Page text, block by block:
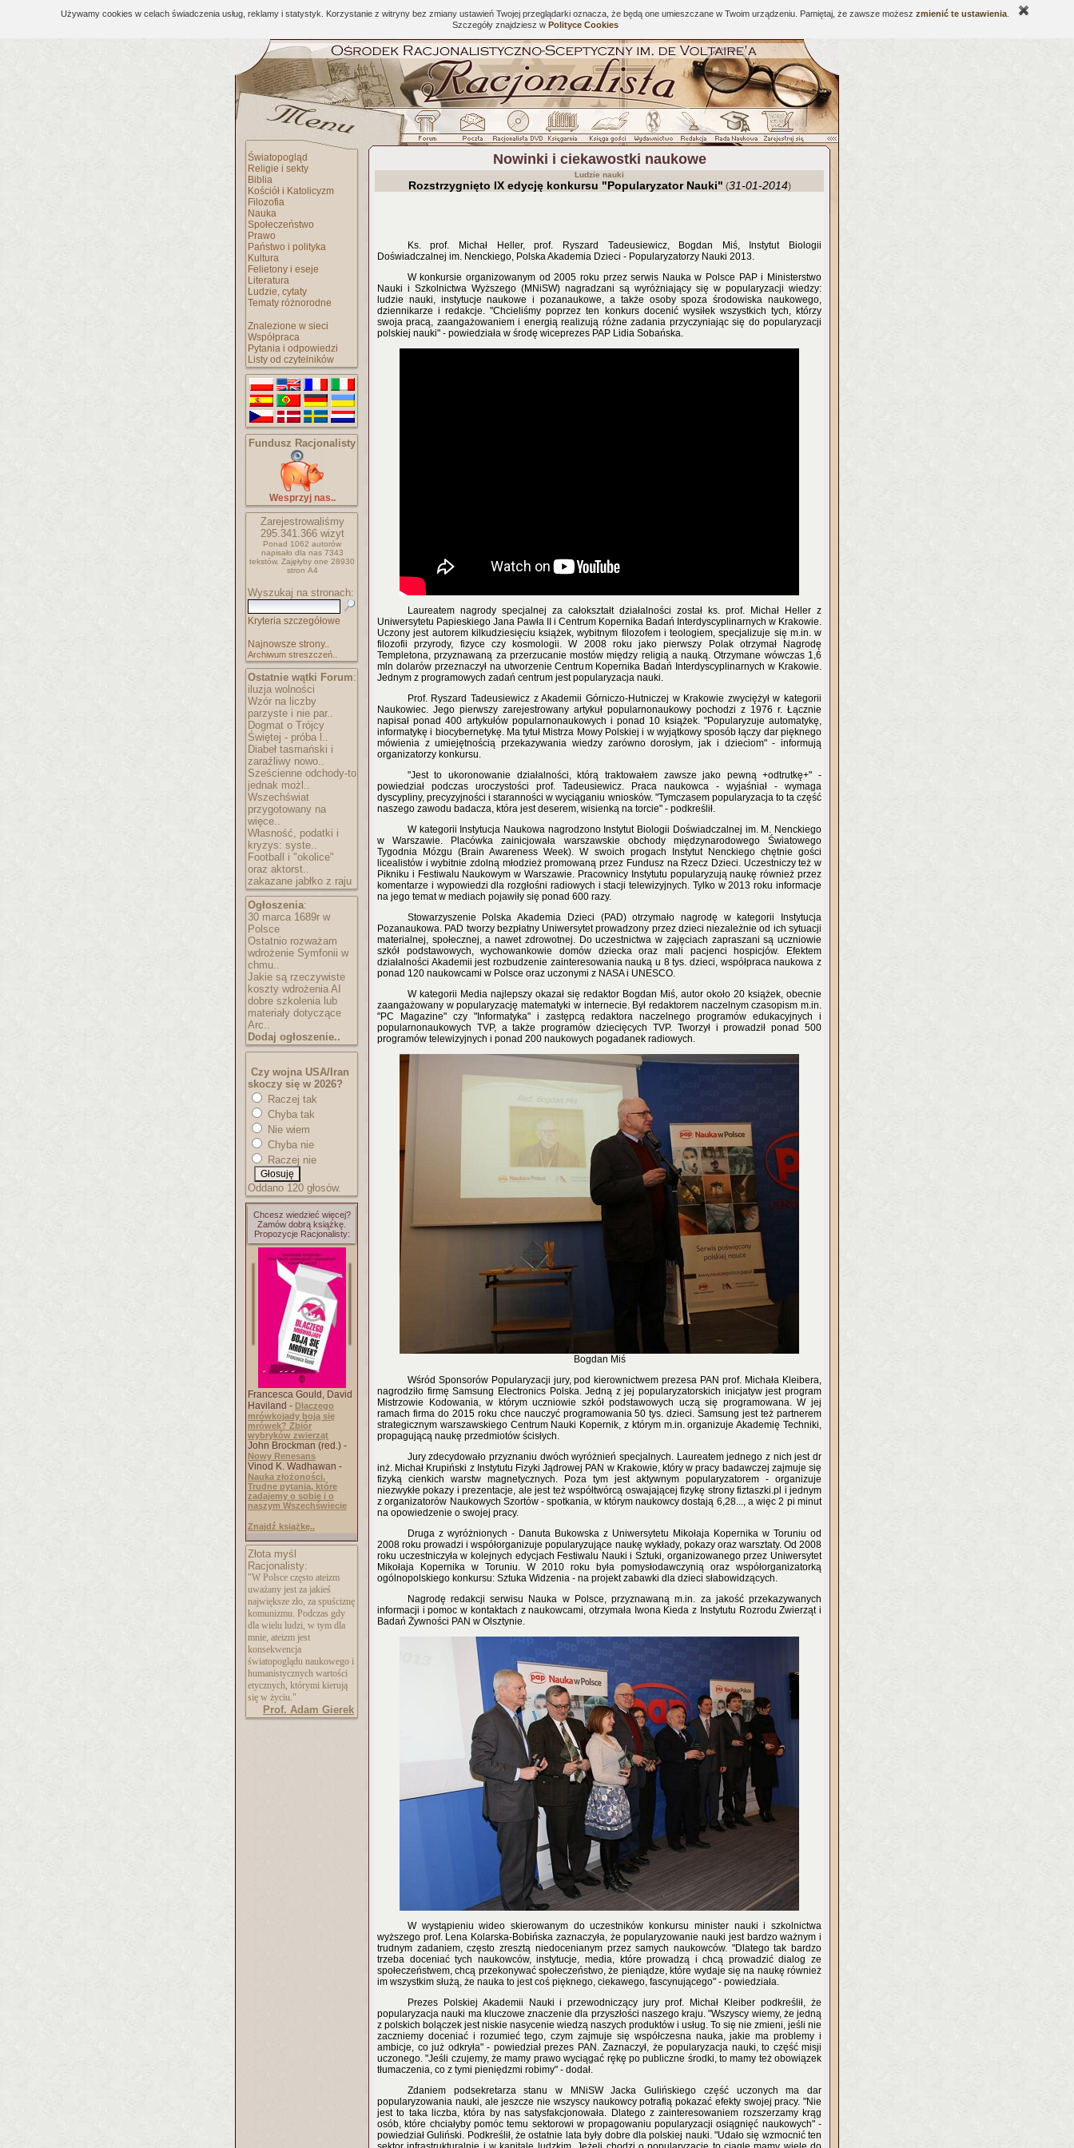
Używamy cookies w celach świadczenia usług, reklamy i statystyk. Korzystanie z witryny bez zmiany ustawień Twojej przeglądarki oznacza, że będą one umieszczane w Twoim urządzeniu. Pamiętaj, że zawsze możesz zmienić te ustawienia
Szczegóły znajdziesz w Polityce Cookies
Światopogląd
Religie i sekty
Biblia
Kościół i Katolicyzm
Filozofia
Nauka
Społeczeństwo
Prawo
Państwo i polityka
Kultura
Felietony i eseje
Literatura
Ludzie, cytaty
Tematy różnorodne
Znalezione w sieci
Współpraca
Pytania i odpowiedzi
Listy od czytelników
Fundusz Racjonalisty
Wesprzyj nas..
Zarejestrowaliśmy
295.341.366wizyt
Ponad 1062 autorów
napisało dla nas 7343
tekstów. Zajęłyby one 28930
stron A4
Wyszukaj na stronach:
Kryteria szczegółowe
Najnowsze strony..
Archiwum streszczeń..
Ostatnie wątki Forum:
iluzja wolności
Wzór na liczby
parzyste i nie par..
Dogmat o Trójcy
Świętej - próba l..
Diabeł tasmański i
zaraźliwy nowo..
Sześcienne odchody-to
jednak możl..
Wszechświat
przygotowany na
więce..
Własność, podatki i
kryzys: syste..
Football i "okolice"
oraz aktorst..
zakazane jabłko z raju
Ogłoszenia:
30 marca 1689r w
Polsce
Ostatnio rozważam
wdrożenie Symfonii w
chmu..
Jakie są rzeczywiste
koszty wdrożenia AI
dobre szkolenia lub
materiały dotyczące
Arc..
Dodaj ogłoszenie..
Czy wojna USA/Iran
skoczy się w 2026?
Raczej tak
Chyba tak
Nie wiem
Chyba nie
Raczej nie
Oddano 120 głosów.
Chcesz wiedzieć więcej?
Zamów dobrą książkę.
Propozycje Racjonalisty:
Francesca Gould, David
Haviland - Dlaczego
mrówkojady boją się
mrówek? Zbiór
wybryków zwierząt
John Brockman (red.) -
Nowy Renesans
Vinod K. Wadhawan -
Nauka złożoności.
Trudne pytania, które
zadajemy o sobie i o
naszym Wszechświecie
Znajdź książkę..
Złota myśl
Racjonalisty:
"W Polsce często ateizm
uważany jest za jakieś
największe zło, za spuściznę
komunizmu. Podczas gdy
dla wielu ludzi, w tym dla
mnie, ateizm jest
konsekwencja
światopoglądu naukowego i
humanistycznych wartości
etycznych, którymi kierują
się w życiu."
Prof. Adam Gierek
Nowinki i ciekawostki naukowe
Ludzie nauki
Rozstrzygnięto IX edycję konkursu "Popularyzator Nauki" (31-01-2014)
Ks. prof. Michał Heller, prof. Ryszard Tadeusiewicz, Bogdan Miś, Instytut Biologii
Doświadczalnej im. Nenckiego, Polska Akademia Dzieci - Popularyzatorzy Nauki 2013.
W konkursie organizowanym od 2005 roku przez serwis Nauka w Polsce PAP i Ministerstwo
Nauki i Szkolnictwa Wyższego (MNiSW) nagradzani są wyróżniający się w popularyzacji wiedzy:
ludzie nauki, instytucje naukowe i pozanaukowe, a także osoby spoza środowiska naukowego,
dziennikarze i redakcje. "Chcieliśmy poprzez ten konkurs docenić wysiłek wszystkich tych, którzy
swoja pracą, zaangażowaniem i energią realizują różne zadania przyczyniając się do popularyzacji
polskiej nauki" - powiedziała w środę wiceprezes PAP Lidia Sobańska.
Laureatem nagrody specjalnej za całokształt działalności został ks. prof. Michał Heller z
Uniwersytetu Papieskiego Jana Pawła II i Centrum Kopernika Badań Interdyscyplinarnych w Krakowie.
Uczony jest autorem kilkudziesięciu książek, wybitnym filozofem i teologiem, specjalizuje się m.in. w
filozofii przyrody, fizyce czy kosmologii. W 2008 roku jako pierwszy Polak otrzymał Nagrodę
Templetona, przyznawaną za przerzucanie mostów między religią a nauką. Otrzymane wówczas 1,6
mln dolarów przeznaczył na utworzenie Centrum Kopernika Badań Interdyscyplinarnych w Krakowie.
Jednym z programowych zadań centrum jest popularyzacja nauki.
Prof. Ryszard Tadeusiewicz z Akademii Górniczo-Hutniczej w Krakowie zwyciężył w kategorii
Naukowiec. Jego pierwszy zarejestrowany artykuł popularnonaukowy pochodzi z 1976 r. Łącznie
napisał ponad 400 artykułów popularnonaukowych i ponad 10 książek. "Popularyzuje automatykę,
informatykę i biocybernetykę. Ma tytuł Mistrza Mowy Polskiej i w wyjątkowy sposób łączy dar pięknego
mówienia z umiejętnością przekazywania wiedzy zarówno dorosłym, jak i dzieciom" - informują
organizatorzy konkursu.
"Jest to ukoronowanie działalności, którą traktowałem zawsze jako pewną +odtrutkę+" -
powiedział podczas uroczystości prof. Tadeusiewicz. Praca naukowca - wyjaśniał - wymaga
dyscypliny, precyzyjności i staranności w wyciąganiu wniosków. "Tymczasem popularyzacja to ta część
naszego zawodu badacza, która jest deserem, wisienką na torcie" - podkreślił.
W kategorii Instytucja Naukowa nagrodzono Instytut Biologii Doświadczalnej im. M. Nenckiego
w Warszawie. Placówka zainicjowała warszawskie obchody międzynarodowego Światowego
Tygodnia Mózgu (Brain Awareness Week). W swoich progach Instytut Nenckiego chętnie gości
licealistów i wybitnie zdolną młodzież promowaną przez Fundusz na Rzecz Dzieci. Uczestniczy też w
Pikniku i Festiwalu Naukowym w Warszawie. Pracownicy Instytutu popularyzują naukę również przez
komentarze i wypowiedzi dla rozgłośni radiowych i stacji telewizyjnych. Tylko w 2013 roku informacje
na jego temat w mediach pojawiły się ponad 600 razy.
Stowarzyszenie Polska Akademia Dzieci (PAD) otrzymało nagrodę w kategorii Instytucja
Pozanaukowa. PAD tworzy bezpłatny Uniwersytet prowadzony przez dzieci niezależnie od ich sytuacji
materialnej, społecznej, a nawet zdrowotnej. Do uczestnictwa w zajęciach zapraszani są uczniowie
szkół podstawowych, wychowankowie domów dziecka oraz mali pacjenci hospicjów. Efektem
działalności Akademii jest rozbudzenie zainteresowania nauką u 8 tys. dzieci, współpraca naukowa z
ponad 120 naukowcami w Polsce oraz uczonymi z NASA i UNESCO.
W kategorii Media najlepszy okazał się redaktor Bogdan Miś, autor około 20 książek, obecnie
zaangażowany w popularyzację matematyki w internecie. Był redaktorem naczelnym czasopism m.in.
"PC Magazine" czy "Informatyka" i zastępcą redaktora naczelnego programów edukacyjnych i
popularnonaukowych TVP, a także programów dziecięcych TVP. Tworzył i prowadził ponad 500
programów telewizyjnych i ponad 200 naukowych pogadanek radiowych.
Bogdan Miś
Wśród Sponsorów Popularyzacji jury, pod kierownictwem prezesa PAN prof. Michała Kleibera,
nagrodziło firmę Samsung Electronics Polska. Jedną z jej popularyzatorskich inicjatyw jest program
Mistrzowie Kodowania, w którym uczniowie szkół podstawowych uczą się programowana. W jej
ramach firma do 2015 roku chce nauczyć programowania 50 tys. dzieci. Samsung jest też partnerem
strategicznym warszawskiego Centrum Nauki Kopernik, z którym m.in. organizuje Akademię Techniki,
propagującą naukę przedmiotów ścisłych.
Jury zdecydowało przyznaniu dwóch wyróżnień specjalnych. Laureatem jednego z nich jest dr
inż. Michał Krupiński z Instytutu Fizyki Jądrowej PAN w Krakowie, który w pracy badawczej zajmuje się
fizyką cienkich warstw magnetycznych. Poza tym jest aktywnym popularyzatorem - organizuje
niezwykłe pokazy i prezentacje, ale jest też współtwórcą oswajającej fizykę strony fiztaszki.pl i jednym
z organizatorów Naukowych Szortów - spotkania, w którym naukowcy dostają 6,28..., a więc 2 pi minut
na opowiedzenie o swojej pracy.
Druga z wyróżnionych - Danuta Bukowska z Uniwersytetu Mikołaja Kopernika w Toruniu od
2008 roku prowadzi i współorganizuje popularyzujące naukę wykłady, pokazy oraz warsztaty. Od 2008
roku uczestniczyła w kolejnych edycjach Festiwalu Nauki i Sztuki, organizowanego przez Uniwersytet
Mikołaja Kopernika w Toruniu. W 2010 roku była pomysłodawczynią oraz współorganizatorką
ogólnopolskiego konkursu: Sztuka Widzenia - na projekt zabawki dla dzieci słabowidzących.
Nagrodę redakcji serwisu Nauka w Polsce, przyznawaną m.in. za jakość przekazywanych
informacji i pomoc w kontaktach z naukowcami, otrzymała Iwona Kieda z Instytutu Rozrodu Zwierząt i
Badań Żywności PAN w Olsztynie.
W wystąpieniu wideo skierowanym do uczestników konkursu minister nauki i szkolnictwa
wyższego prof. Lena Kolarska-Bobińska zaznaczyła, że popularyzowanie nauki jest bardzo ważnym i
trudnym zadaniem, często zresztą niedocenianym przez samych naukowców. "Dlatego tak bardzo
trzeba doceniać tych naukowców, instytucje, media, które prowadzą i chcą prowadzić dialog ze
społeczeństwem, chcą przekonywać społeczeństwo, że pieniądze, które wydaje się na naukę również
im wszystkim służą, że nauka to jest coś pięknego, ciekawego, fascynującego" - powiedziała.
Prezes Polskiej Akademii Nauki i przewodniczący jury prof. Michał Kleiber podkreślił, że
popularyzacja nauki ma kluczowe znaczenie dla przyszłości naszego kraju. "Wszyscy wiemy, że jedną
z polskich bolączek jest niskie nasycenie wiedzą naszych produktów i usług. To się nie zmieni, jeśli nie
zaczniemy doceniać i rozumieć tego, czym zajmuje się współczesna nauka, jakie ma problemy i
ambicje, co już odkryła" - powiedział prezes PAN. Zaznaczył, że popularyzacja nauki, to część misji
uczonego. "Jeśli czujemy, że mamy prawo wyciągać rękę po publiczne środki, to mamy też obowiązek
tłumaczenia, co z tymi pieniędzmi robimy" - dodał.
Zdaniem podsekretarza stanu w MNiSW Jacka Gulińskiego część uczonych ma dar
popularyzowania nauki, ale jeszcze nie wszyscy naukowcy potrafią pokazać efekty swojej pracy. "Nie
jest to taka liczba, która by nas satysfakcjonowała. Dlatego z zainteresowaniem rozszerzamy krąg
osób, które chciałyby pomóc temu sektorowi w propagowaniu popularyzacji osiągnięć naukowych" -
powiedział Guliński. Podkreślił, że ostatnie lata były dobre dla polskiej nauki. "Udało się wzmocnić ten